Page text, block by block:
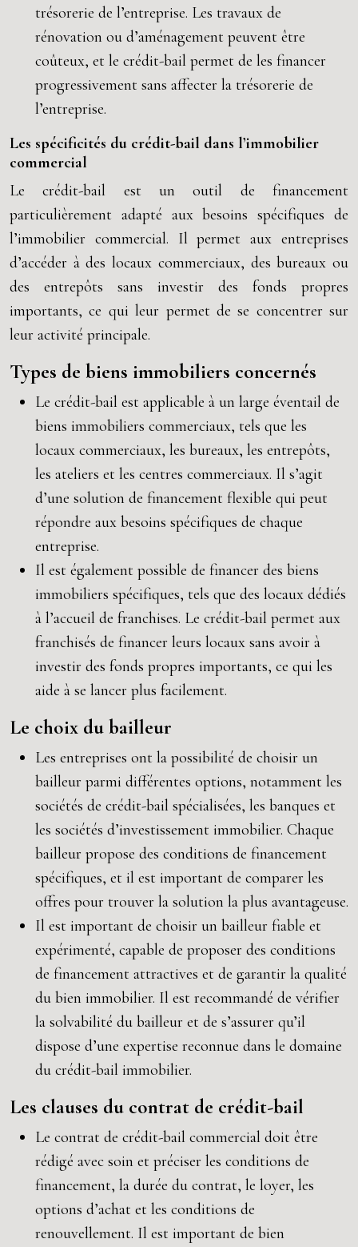
trésorerie de l’entreprise. Les travaux de
rénovation ou d’aménagement peuvent être
coûteux, et le crédit-bail permet de les financer
progressivement sans affecter la trésorerie de
l’entreprise.
Les spécificités du crédit-bail dans l’immobilier
commercial
Le crédit-bail est un outil de financement
particulièrement adapté aux besoins spécifiques de
l’immobilier commercial. Il permet aux entreprises
d’accéder à des locaux commerciaux, des bureaux ou
des entrepôts sans investir des fonds propres
importants, ce qui leur permet de se concentrer sur
leur activité principale.
Types de biens immobiliers concernés
Le crédit-bail est applicable à un large éventail de
biens immobiliers commerciaux, tels que les
locaux commerciaux, les bureaux, les entrepôts,
les ateliers et les centres commerciaux. Il s’agit
d’une solution de financement flexible qui peut
répondre aux besoins spécifiques de chaque
entreprise.
Il est également possible de financer des biens
immobiliers spécifiques, tels que des locaux dédiés
à l’accueil de franchises. Le crédit-bail permet aux
franchisés de financer leurs locaux sans avoir à
investir des fonds propres importants, ce qui les
aide à se lancer plus facilement.
Le choix du bailleur
Les entreprises ont la possibilité de choisir un
bailleur parmi différentes options, notamment les
sociétés de crédit-bail spécialisées, les banques et
les sociétés d’investissement immobilier. Chaque
bailleur propose des conditions de financement
spécifiques, et il est important de comparer les
offres pour trouver la solution la plus avantageuse.
Il est important de choisir un bailleur fiable et
expérimenté, capable de proposer des conditions
de financement attractives et de garantir la qualité
du bien immobilier. Il est recommandé de vérifier
la solvabilité du bailleur et de s’assurer qu’il
dispose d’une expertise reconnue dans le domaine
du crédit-bail immobilier.
Les clauses du contrat de crédit-bail
Le contrat de crédit-bail commercial doit être
rédigé avec soin et préciser les conditions de
financement, la durée du contrat, le loyer, les
options d’achat et les conditions de
renouvellement. Il est important de bien